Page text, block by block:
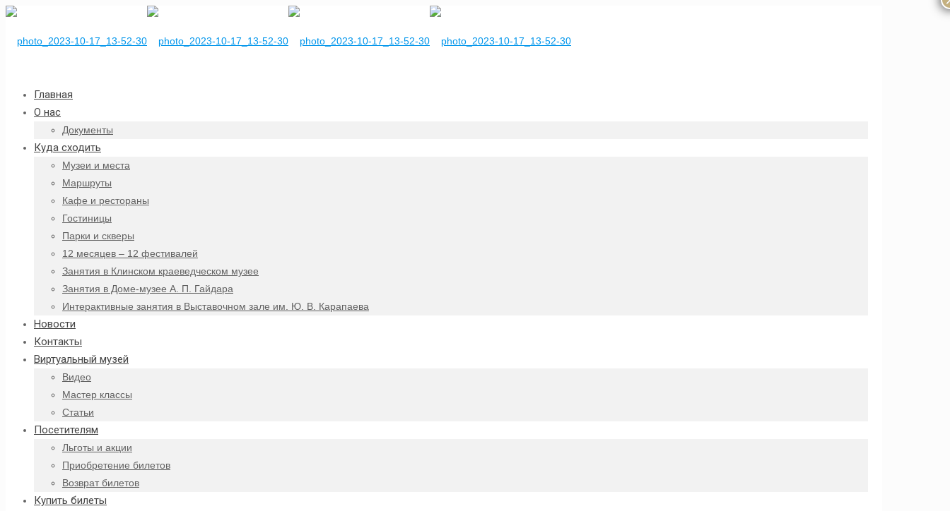
Главная
О нас
Документы
Куда сходить
Музеи и места
Маршруты
Кафе и рестораны
Гостиницы
Парки и скверы
12 месяцев – 12 фестивалей
Занятия в Клинском краеведческом музее
Занятия в Доме-музее А. П. Гайдара
Интерактивные занятия в Выставочном зале им. Ю. В. Карапаева
Новости
Контакты
Виртуальный музей
Видео
Мастер классы
Статьи
Посетителям
Льготы и акции
Приобретение билетов
Возврат билетов
Купить билеты